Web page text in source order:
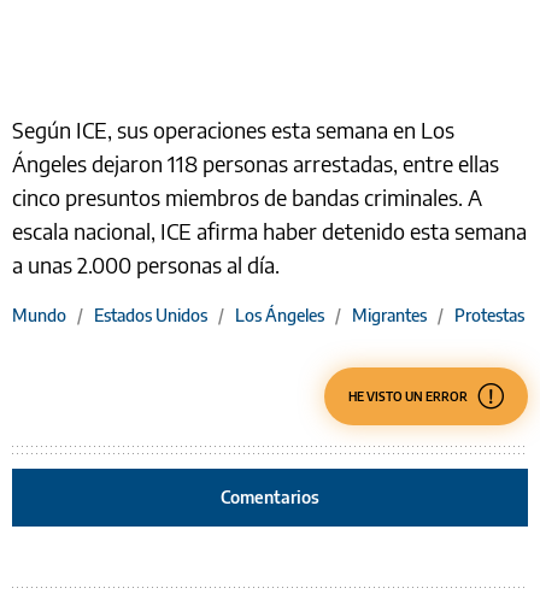
Según ICE, sus operaciones esta semana en Los
Ángeles dejaron 118 personas arrestadas, entre ellas
cinco presuntos miembros de bandas criminales. A
escala nacional, ICE afirma haber detenido esta semana
a unas 2.000 personas al día.
Mundo / Estados Unidos / Los Ángeles / Migrantes / Protestas
HE VISTO UN ERROR
Comentarios